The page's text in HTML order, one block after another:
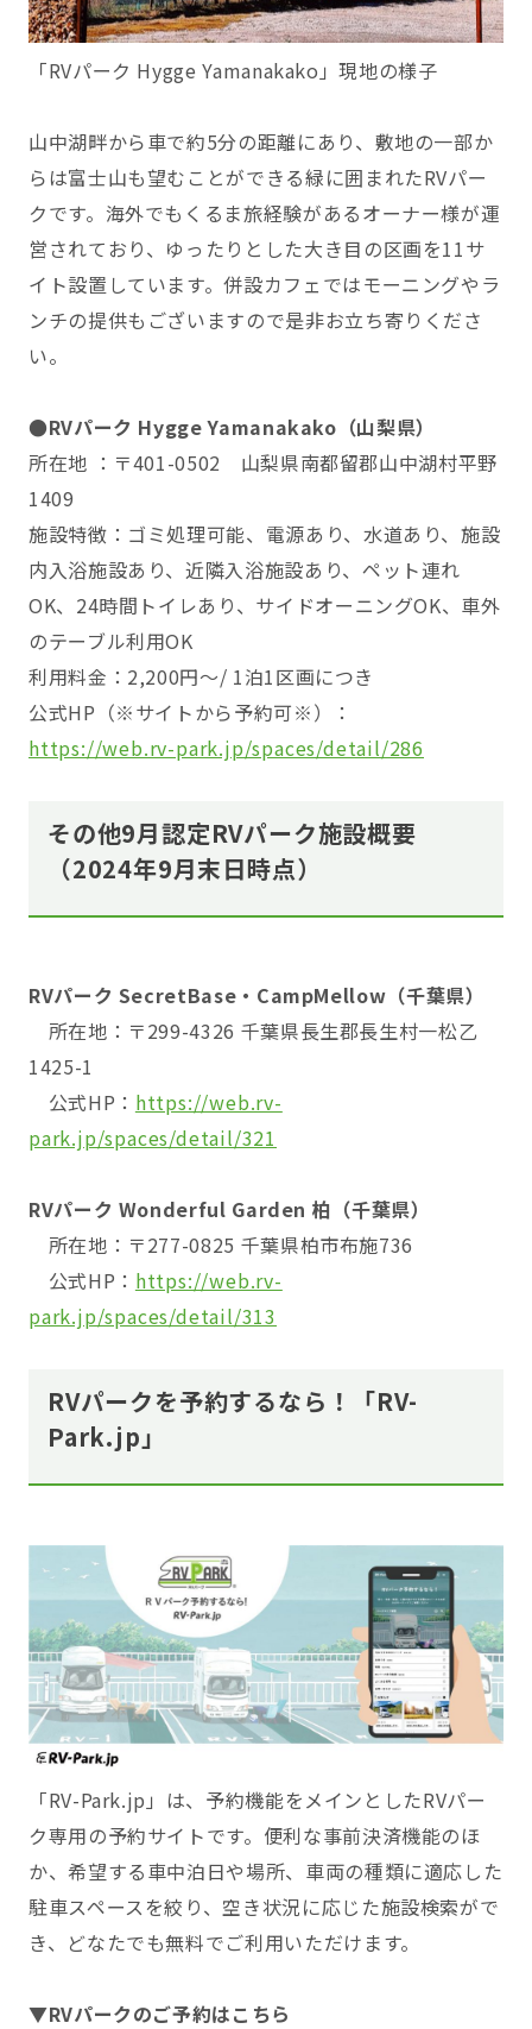
「RVパーク Hygge Yamanakako」現地の様子
山中湖畔から車で約5分の距離にあり、敷地の一部か
らは富士山も望むことができる緑に囲まれたRVパー
クです。海外でもくるま旅経験があるオーナー様が運
営されており、ゆったりとした大き目の区画を11サ
イト設置しています。併設カフェではモーニングやラ
ンチの提供もございますので是非お立ち寄りくださ
い。
●RVパーク Hygge Yamanakako（山梨県）
所在地 ：〒401-0502 山梨県南都留郡山中湖村平野
1409
施設特徴：ゴミ処理可能、電源あり、水道あり、施設
内入浴施設あり、近隣入浴施設あり、ペット連れ
OK、24時間トイレあり、サイドオーニングOK、車外
のテーブル利用OK
利用料金：2,200円～/ 1泊1区画につき
公式HP（※サイトから予約可※）：
https://web.rv-park.jp/spaces/detail/286
その他9月認定RVパーク施設概要
（2024年9月末日時点）
RVパーク SecretBase・CampMellow（千葉県）
所在地：〒299-4326 千葉県長生郡長生村一松乙
1425-1
公式HP： https://web.rv-
park.jp/spaces/detail/321
RVパーク Wonderful Garden 柏（千葉県）
所在地：〒277-0825 千葉県柏市布施736
公式HP： https://web.rv-
park.jp/spaces/detail/313
RVパークを予約するなら！「RV-
Park.jp」
「RV-Park.jp」は、予約機能をメインとしたRVパー
ク専用の予約サイトです。便利な事前決済機能のほ
か、希望する車中泊日や場所、車両の種類に適応した
駐車スペースを絞り、空き状況に応じた施設検索がで
き、どなたでも無料でご利用いただけます。
▼RVパークのご予約はこちら